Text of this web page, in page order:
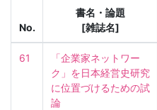
No.
書名・論題
[雑誌名]
61
「企業家ネットワー
ク」を日本経営史研究
に位置づけるための試
論